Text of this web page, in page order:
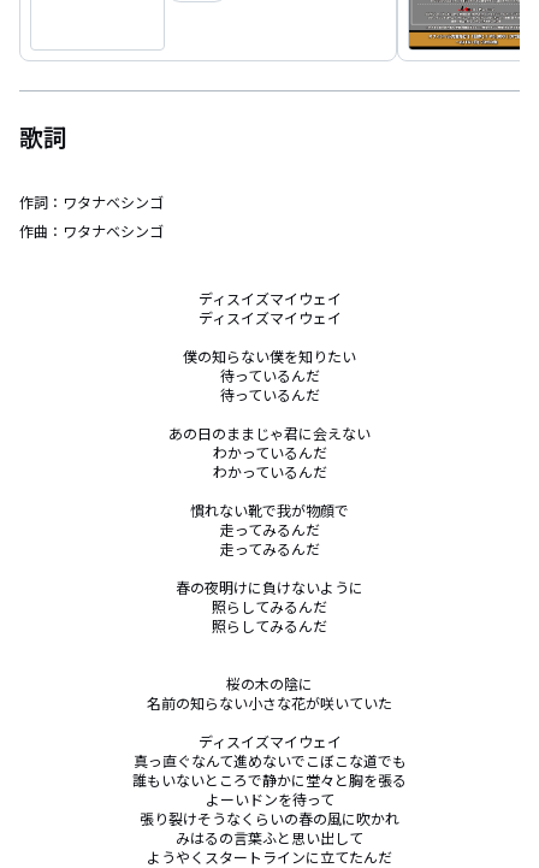
歌詞
作詞： ワタナベシンゴ
作曲： ワタナベシンゴ
ディスイズマイウェイ
ディスイズマイウェイ
僕の知らない僕を知りたい
待っているんだ
待っているんだ
あの日のままじゃ君に会えない
わかっているんだ
わかっているんだ
慣れない靴で我が物顔で
走ってみるんだ
走ってみるんだ
春の夜明けに負けないように
照らしてみるんだ
照らしてみるんだ
桜の木の陰に
名前の知らない小さな花が咲いていた
ディスイズマイウェイ
真っ直ぐなんて進めないでこぼこな道でも
誰もいないところで静かに堂々と胸を張る
よーいドンを待って
張り裂けそうなくらいの春の風に吹かれ
みはるの言葉ふと思い出して
ようやくスタートラインに立てたんだ